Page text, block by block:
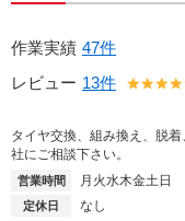
作業実績 47件
レビュー 13件
タイヤ交換、組み換え、脱
社にご相談下さい。
営業時間 月火水木金土日
定休日 なし